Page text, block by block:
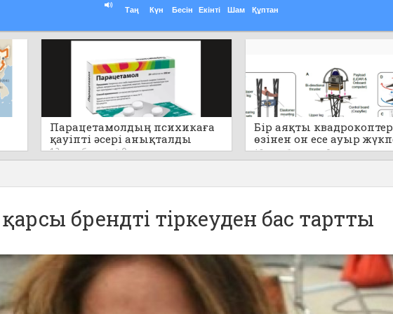
Таң Күн Бесін Екінті Шам Құптан
Парацетамолдың психикаға
қауіпті әсері анықталды
12 сағат бұрын 0
Бір аяқты квадрокоптер
өзінен он есе ауыр
секіре алады (видео)
12 сағат бұрын 0
брендті тіркеуден бас тартты